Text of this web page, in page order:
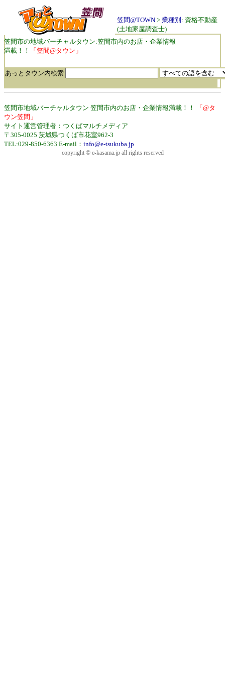
笠間市の地域バーチャルタウン:笠間市内のお店・企業情報
満載！！
「笠間@タウン」
笠間@TOWN > 業種別 : 資格不動産
(土地家屋調査士)
あっとタウン内検索
笠間市地域バーチャルタウン 笠間市内のお店・企業情報満載！！
「@タ
ウン笠間」
サイト運営管理者：つくばマルチメディア
〒305-0025 茨城県つくば市花室962-3
TEL:029-850-6363 E-mail： info@e-tsukuba.jp
copyright © e-kasama.jp all rights reserved